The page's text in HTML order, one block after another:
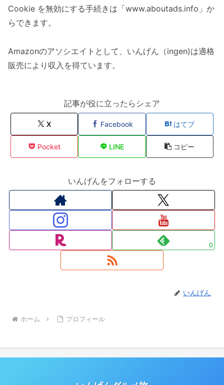
Cookie を無効にする手続きは「www.aboutads.info」か
らできます。
Amazonのアソシエイトとして、いんげん（ingen)は適格
販売により収入を得ています。
記事が役に立ったらシェア
X Facebook はてブ
Pocket LINE コピー
いんげんをフォローする
0
いんげん
ホーム プロフィール